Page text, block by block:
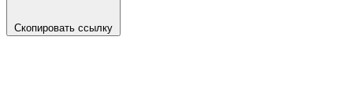
Скопировать ссылку